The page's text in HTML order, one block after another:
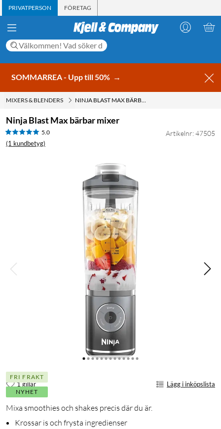
PRIVATPERSON FÖRETAG
SOMMARREA - Upp till 50% →
MIXERS & BLENDERS NINJA BLAST MAX BÄRBAR MIXER
Ninja Blast Max bärbar mixer
5.0
(1 kundbetyg)
Artikelnr: 47505
FRI FRAKT
NYHET
1 gillar Lägg i inköpslista
Mixa smoothies och shakes precis där du är.
Krossar is och frysta ingredienser